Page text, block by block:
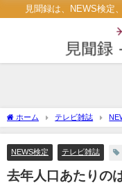
見聞録は、NEWS検定
ホーム テレビ雑誌
【NEWS検定】
NEWS検定 テレビ雑誌
去年人口あたりの